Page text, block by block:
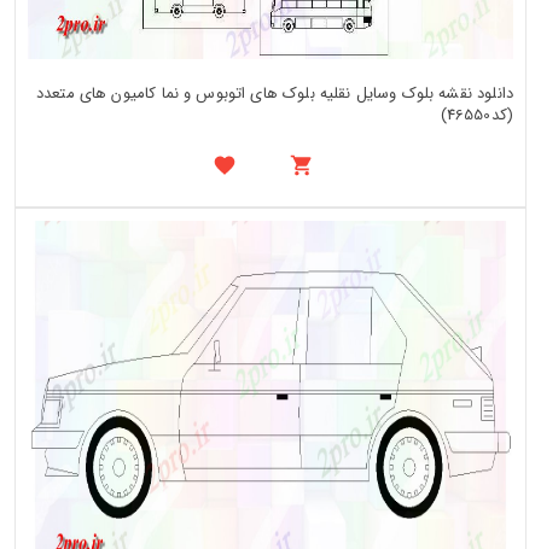
دانلود نقشه بلوک وسایل نقلیه بلوک های اتوبوس و نما کامیون های متعدد
(کد46550)